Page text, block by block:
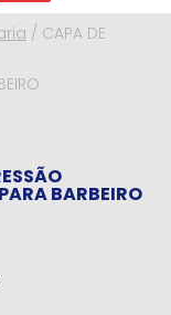
/ CAPA DE
BARBEIRO